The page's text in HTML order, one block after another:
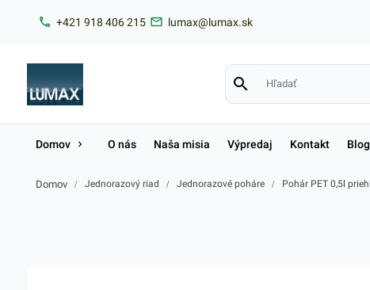
+421 918 406 215 lumax@lumax.sk
Domov O nás Naša misia Výpredaj Kontakt Blog
Domov / Jednorazový riad / Jednorazové poháre / Pohár PET 0,5l